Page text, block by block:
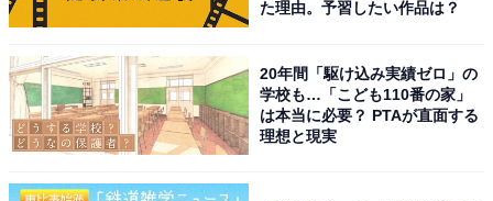
いるときにも情報を更新する必要があるもの」だけを残
位置情報の取得条件を変える
設定アプリにて「プライバシーとセキュリティ」→「位
置情報サービス」と進み、位置情報の取得が不要なアプ
た理由。予習したい作品は？
20年間「駆け込み実績ゼロ」の
学校も…「こども110番の家」
は本当に必要？ PTAが直面する
理想と現実